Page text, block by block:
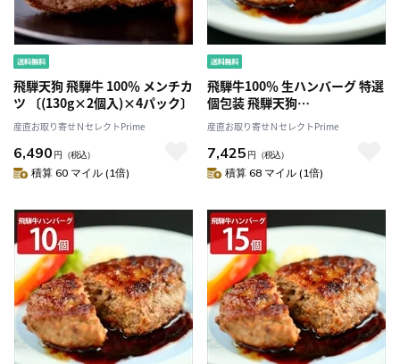
飛騨天狗 飛騨牛 100％ メンチカ
ツ 〔(130g×2個入)×4パック〕
産直お取り寄せＮセレクトPrime
6,490 円 （税込）
積算 60 マイル (1倍)
飛騨牛100％ 生ハンバーグ 特選
個包装 飛騨天狗
GIFU〔120g×5個〕
産直お取り寄せＮセレクトPrime
7,425 円 （税込）
積算 68 マイル (1倍)